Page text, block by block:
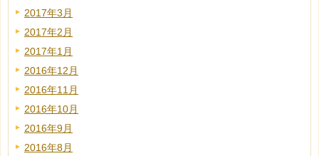
2017年3月
2017年2月
2017年1月
2016年12月
2016年11月
2016年10月
2016年9月
2016年8月